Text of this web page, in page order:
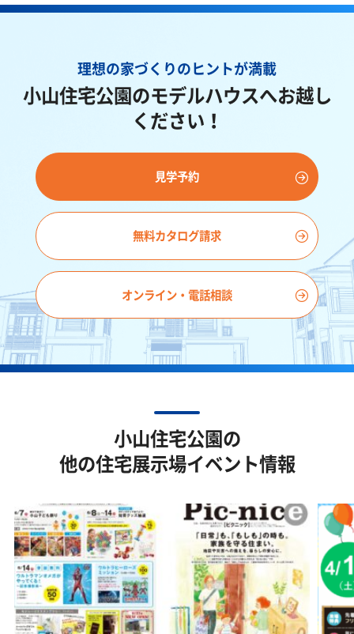
理想の家づくりのヒントが満載
小山住宅公園のモデルハウスへお越し
ください！
見学予約
無料カタログ請求
オンライン・電話相談
小山住宅公園の
他の住宅展示場イベント情報